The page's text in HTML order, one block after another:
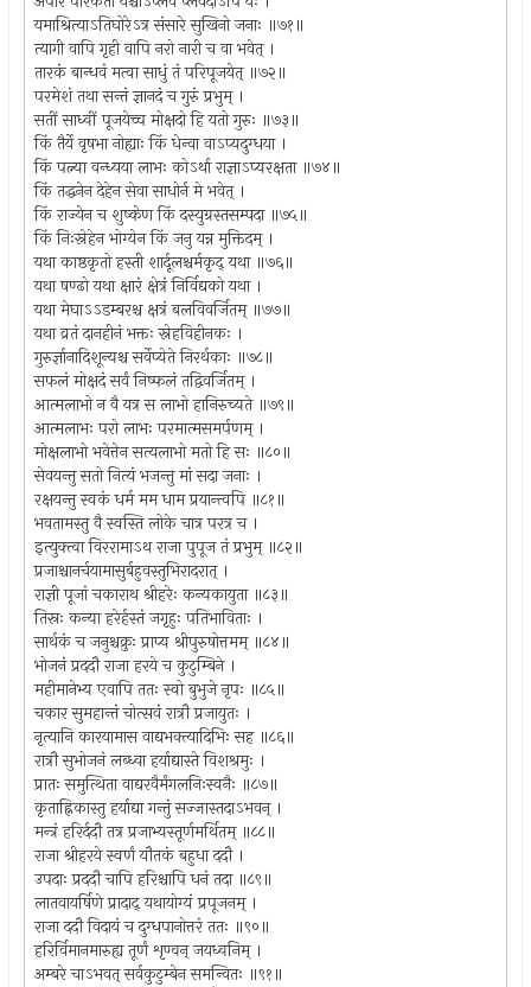
यमाश्रित्याऽतिघोरेऽत्र संसारे सुखिनो जनाः ॥७१॥
त्यागी वापि गृही वापि नरो नारी च वा भवेत् ।
तारकं बान्धवं मत्वा साधुं तं परिपूजयेत् ॥७२॥
परमेशं तथा सन्तं ज्ञानदं च गुरुं प्रभुम् ।
सतीं साध्वीं पूजयेच्च मोक्षदो हि यतो गुरुः ॥७३॥
किं तैर्ये वृषभा नोह्याः किं धेन्वा वाऽप्यदुग्धया ।
किं पत्न्या वन्ध्यया लाभः कोऽर्था राज्ञाऽप्यरक्षता ॥७४॥
किं तद्धनेन देहेन सेवा साधोर्न मे भवेत् ।
किं राज्येन च शुष्केण किं दस्युग्रस्तसम्पदा ॥७५॥
किं निःस्नेहेन भोग्येन किं जनु यन्न मुक्तिदम् ।
यथा काष्ठकृतो हस्ती शार्दूलश्चर्मकृद् यथा ॥७६॥
यथा षण्ढो यथा क्षारं क्षेत्रं निर्विद्यको यथा ।
यथा मेघाऽऽडम्बरश्च क्षत्रं बलविवर्जितम् ॥७७॥
यथा व्रतं दानहीनं भक्तः स्नेहविहीनकः ।
गुरुर्ज्ञानादिशून्यश्च सर्वेप्येते निरर्थकाः ॥७८॥
सफलं मोक्षदं सर्वं निष्फलं तद्विवर्जितम् ।
आत्मलाभो न वै यत्र स लाभो हानिरुच्यते ॥७९॥
आत्मलाभः परो लाभः परमात्मसमर्पणम् ।
मोक्षलाभो भवेत्तेन सत्यलाभो मतो हि सः ॥८०॥
सेवयन्तु सतो नित्यं भजन्तु मां सदा जनाः ।
रक्षयन्तु स्वकं धर्म मम धाम प्रयान्त्वपि ॥८१॥
भवतामस्तु वै स्वस्ति लोके चात्र परत्र च ।
इत्युक्त्वा विररामाऽथ राजा पुपूज तं प्रभुम् ॥८२॥
प्रजाश्चानर्चयामासुर्बहुवस्तुभिरादरात् ।
राज्ञी पूजां चकाराथ श्रीहरेः कन्यकायुता ॥८३॥
तिस्रः कन्या हरेर्हस्तं जगृहुः पतिभाविताः ।
सार्थकं च जनुश्चक्रुः प्राप्य श्रीपुरुषोत्तमम् ॥८४॥
भोजनं प्रददौ राजा हरये च कुटुम्बिने ।
महीमानेभ्य एवापि ततः स्वो बुभुजे नृपः ॥८५॥
चकार सुमहान्तं चोत्सवं रात्रौ प्रजायुतः ।
नृत्यानि कारयामास वाद्यभक्त्यादिभिः सह ॥८६॥
रात्रौ सुभोजनं लब्ध्वा हर्याद्यास्ते विशश्रमुः ।
प्रातः समुत्थिता वाद्यरवैर्मंगलनिःस्वनैः ॥८७॥
कृताह्निकास्तु हर्याद्या गन्तुं सज्जास्तदाऽभवन् ।
मन्त्रं हरिर्ददौ तत्र प्रजाभ्यस्तूर्णमर्थितम् ॥८८॥
राजा श्रीहरये स्वर्णं यौतकं बहुधा ददौ ।
उपदाः प्रददौ चापि हरिश्चापि धनं तदा ॥८९॥
लातवायर्षिणे प्रादाद् यथायोग्यं प्रपूजनम् ।
राजा ददौ विदायं च दुग्धपानोत्तरं ततः ॥९०॥
हरिर्विमानमारुह्य तूर्णं शृण्वन् जयध्वनिम् ।
अम्बरे चाऽभवत् सर्वकुटुम्बेन समन्वितः ॥९१॥